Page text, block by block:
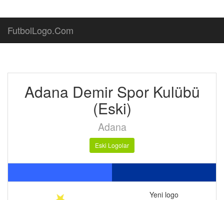
FutbolLogo.Com
Adana Demir Spor Kulübü
(Eski)
Adana
Eski Logolar
Yeni logo